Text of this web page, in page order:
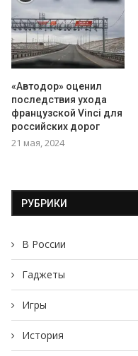
Названа самая
GTA VI консоль
3 сентября, 2025
«Автодор» оценил
последствия ухода
французской Vinci для
российских дорог
21 мая, 2024
РУБРИКИ
В России
Гаджеты
Игры
История